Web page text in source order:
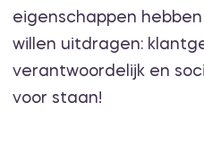
eigenschappen hebben
willen uitdragen:
verantwoordelijk en
voor staan!